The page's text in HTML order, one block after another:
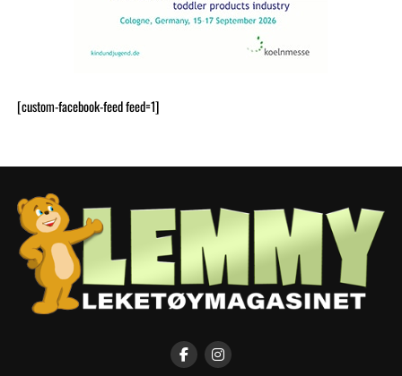
[custom-facebook-feed feed=1]